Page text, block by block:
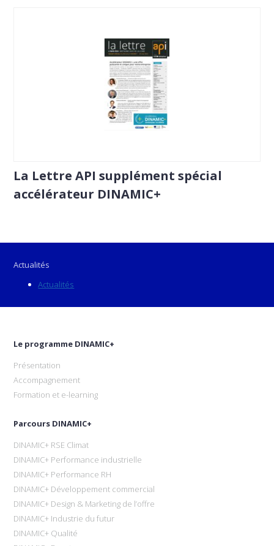
La Lettre API supplément spécial
accélérateur DINAMIC+
Actualités
Actualités
Le programme DINAMIC+
Présentation
Accompagnement
Formation et e-learning
Parcours DINAMIC+
DINAMIC+ RSE Climat
DINAMIC+ Performance industrielle
DINAMIC+ Performance RH
DINAMIC+ Développement commercial
DINAMIC+ Design & Marketing de l’offre
DINAMIC+ Industrie du futur
DINAMIC+ Qualité